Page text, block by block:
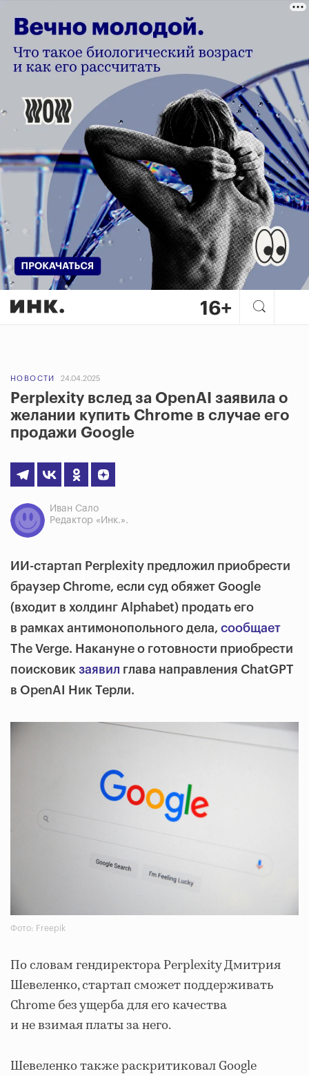
НОВОСТИ 24.04.2025
Perplexity вслед за OpenAI заявила о
желании купить Chrome в случае его
продажи Google
Иван Сало
Редактор «Инк.».
ИИ-стартап Perplexity предложил приобрести
браузер Chrome, если суд обяжет Google
(входит в холдинг Alphabet) продать его
в рамках антимонопольного дела, сообщает
The Verge. Накануне о готовности приобрести
поисковик заявил глава направления ChatGPT
в OpenAI Ник Терли.
Фото: Freepik
По словам гендиректора Perplexity Дмитрия
Шевеленко, стартап сможет поддерживать
Chrome без ущерба для его качества
и не взимая платы за него.
Шевеленко также раскритиковал Google